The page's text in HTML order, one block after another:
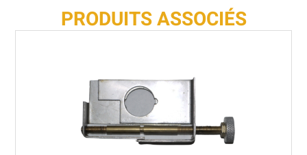
PRODUITS ASSOCIÉS